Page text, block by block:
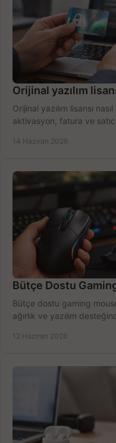
Orijinal yazılım
Orijinal yazılım lisansı
aktivasyon, fatura ve
14 Haziran 2026
Bütçe Dostu
Bütçe dostu gaming
ağırlık ve yazılım
12 Haziran 2026